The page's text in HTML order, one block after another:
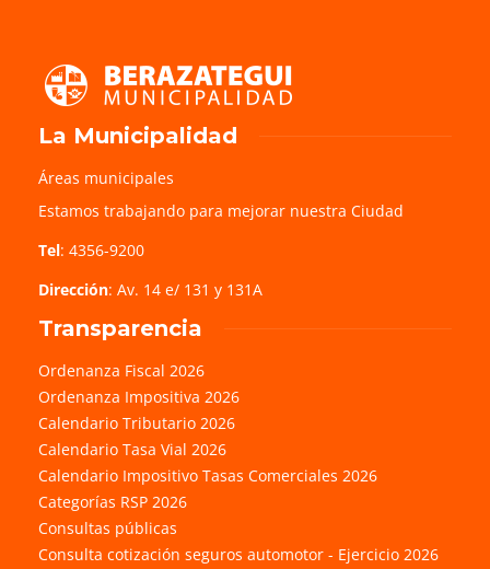
La Municipalidad
Áreas municipales
Estamos trabajando para mejorar nuestra Ciudad
Tel: 4356-9200
Dirección: Av. 14 e/ 131 y 131A
Transparencia
Ordenanza Fiscal 2026
Ordenanza Impositiva 2026
Calendario Tributario 2026
Calendario Tasa Vial 2026
Calendario Impositivo Tasas Comerciales 2026
Categorías RSP 2026
Consultas públicas
Consulta cotización seguros automotor - Ejercicio 2026